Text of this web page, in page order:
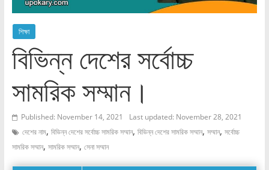
শিক্ষা
বিভিন্ন দেশের সর্বোচ্চ
সামরিক সম্মান।
Published: November 14, 2021
Last updated: November 28, 2021
দেশের নাম, বিভিন্ন দেশের সর্বোচ্চ সামরিক সম্মান, বিভিন্ন দেশের সামরিক সম্মান, সম্মান, সর্বোচ্চ
সামরিক সম্মান, সামরিক সম্মান, সেনা সম্মান